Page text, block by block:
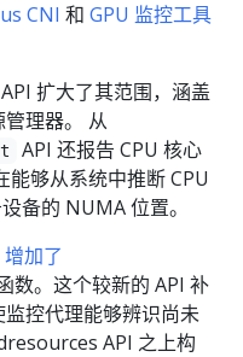
CNI 和 GPU 监控工具
扩大了其范围，涵盖
理器。 从
API 还报告 CPU 核心
够从系统中推断 CPU
备的 NUMA 位置。
增加了
数。这个较新的 API 补
监控代理能够辨识尚未
API 之上构